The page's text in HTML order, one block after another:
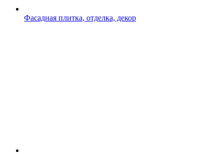
Фасадная плитка, отделка, декор